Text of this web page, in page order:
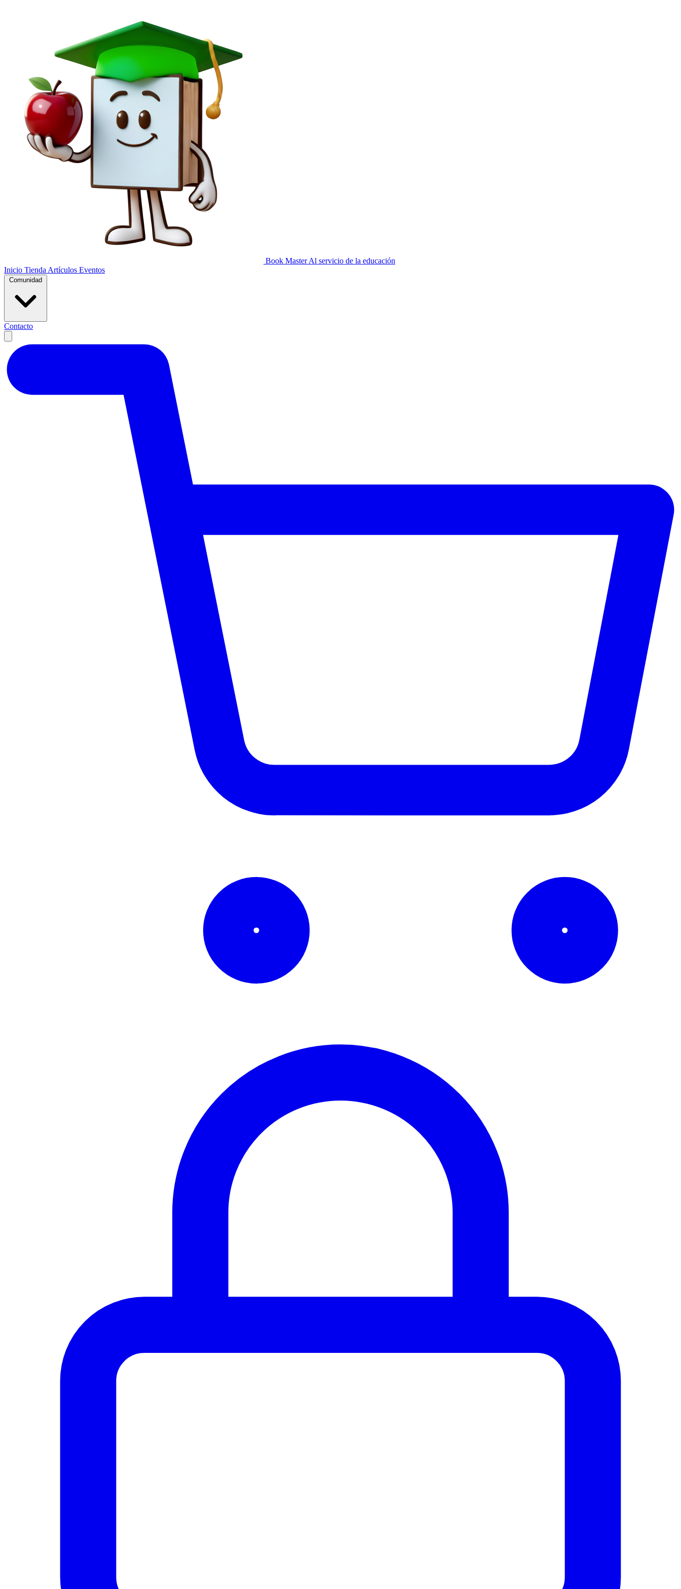
Book Master Al servicio de la educación
Inicio Tienda Artículos Eventos
Comunidad
Contacto